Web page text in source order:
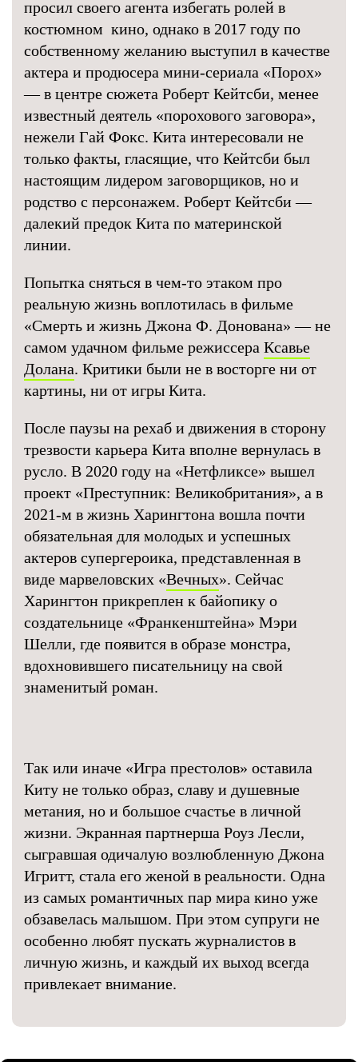
просил своего агента избегать ролей в
костюмном кино, однако в 2017 году по
собственному желанию выступил в качестве
актера и продюсера мини-сериала «Порох»
— в центре сюжета Роберт Кейтсби, менее
известный деятель «порохового заговора»,
нежели Гай Фокс. Кита интересовали не
только факты, гласящие, что Кейтсби был
настоящим лидером заговорщиков, но и
родство с персонажем. Роберт Кейтсби —
далекий предок Кита по материнской
линии.
Попытка сняться в чем-то этаком про
реальную жизнь воплотилась в фильме
«Смерть и жизнь Джона Ф. Донована» — не
самом удачном фильме режиссера Ксавье
Долана. Критики были не в восторге ни от
картины, ни от игры Кита.
После паузы на рехаб и движения в сторону
трезвости карьера Кита вполне вернулась в
русло. В 2020 году на «Нетфликсе» вышел
проект «Преступник: Великобритания», а в
2021-м в жизнь Харингтона вошла почти
обязательная для молодых и успешных
актеров супергероика, представленная в
виде марвеловских «Вечных». Сейчас
Харингтон прикреплен к байопику о
создательнице «Франкенштейна» Мэри
Шелли, где появится в образе монстра,
вдохновившего писательницу на свой
знаменитый роман.
Так или иначе «Игра престолов» оставила
Киту не только образ, славу и душевные
метания, но и большое счастье в личной
жизни. Экранная партнерша Роуз Лесли,
сыгравшая одичалую возлюбленную Джона
Игритт, стала его женой в реальности. Одна
из самых романтичных пар мира кино уже
обзавелась малышом. При этом супруги не
особенно любят пускать журналистов в
личную жизнь, и каждый их выход всегда
привлекает внимание.